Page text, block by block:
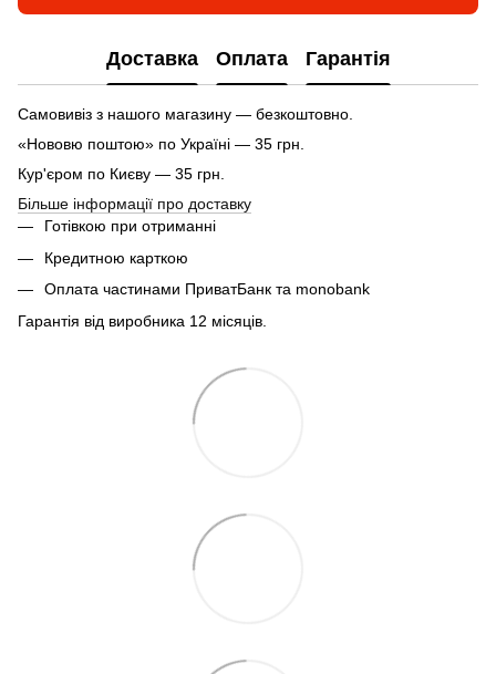
Доставка Оплата Гарантія
Самовивіз з нашого магазину — безкоштовно.
«Нововю поштою» по Україні — 35 грн.
Кур'єром по Києву — 35 грн.
Більше інформації про доставку
Готівкою при отриманні
Кредитною карткою
Оплата частинами ПриватБанк та monobank
Гарантія від виробника 12 місяців.